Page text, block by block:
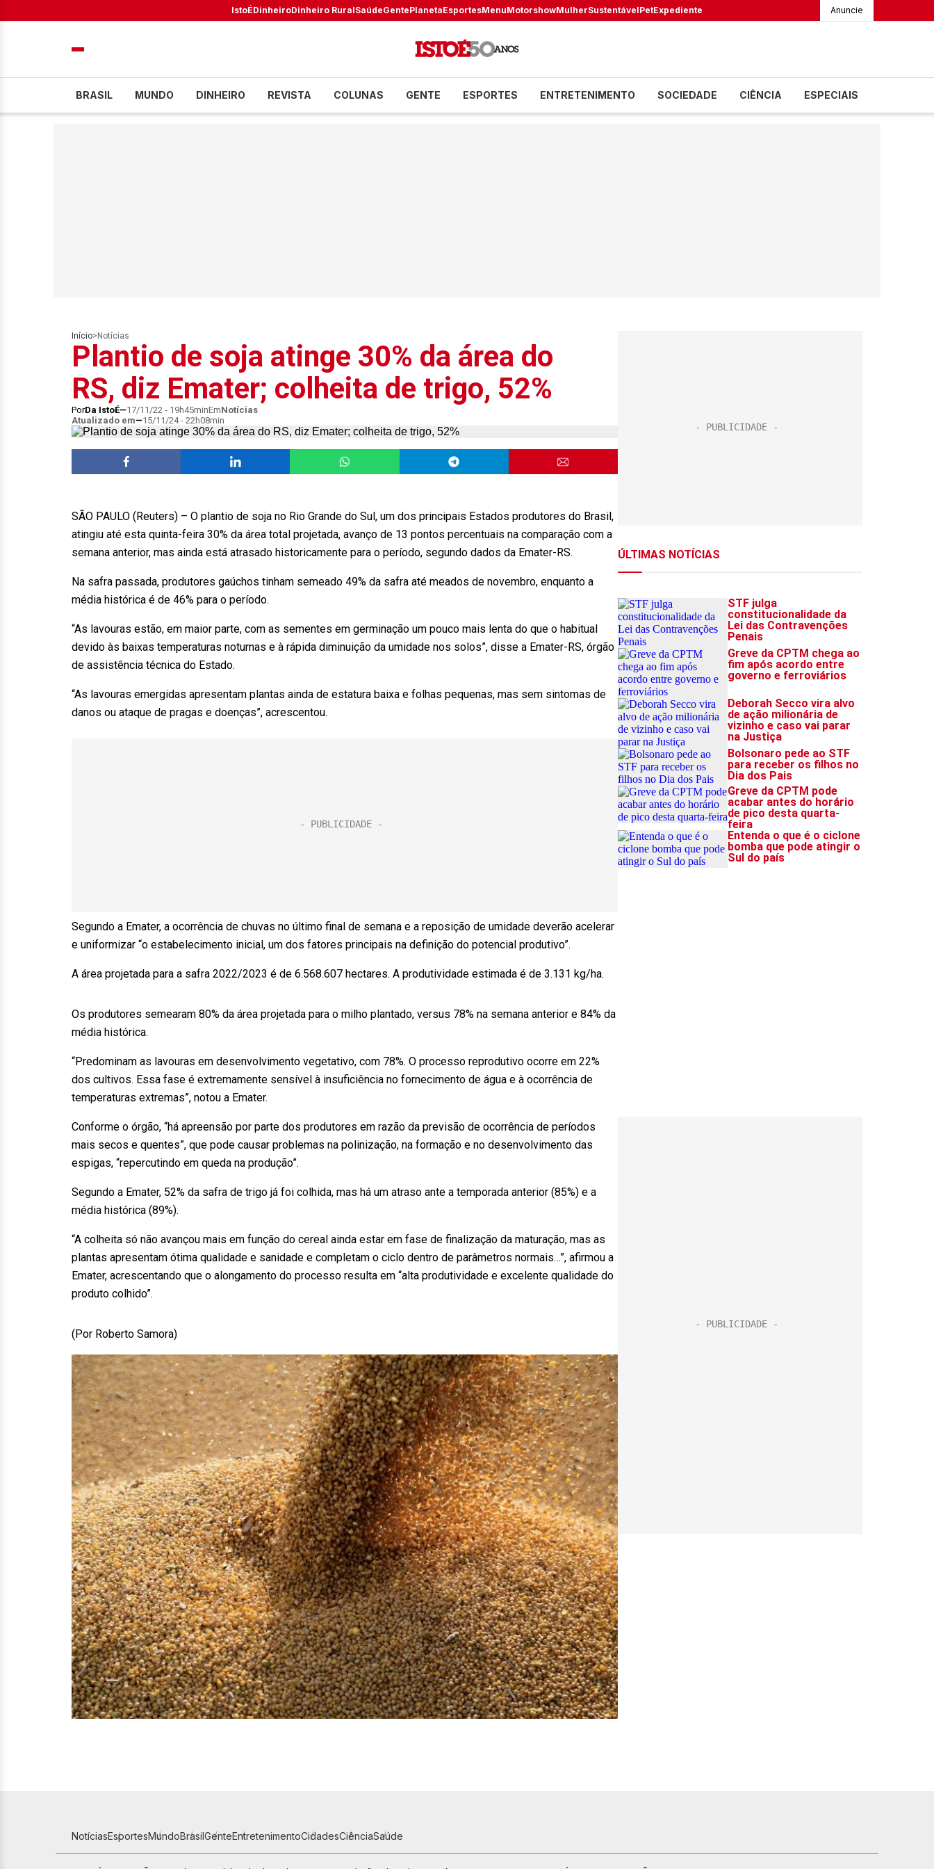
IstoÉDinheiroDinheiro RuralSaúdeGentePlanetaEsportesMenuMotorshowMulherSustentávelPetExpediente Anuncie
BRASIL MUNDO DINHEIRO REVISTA COLUNAS GENTE ESPORTES ENTRETENIMENTO SOCIEDADE CIÊNCIA ESPECIAIS
Início> Notícias
Plantio de soja atinge 30% da área do
RS, diz Emater; colheita de trigo, 52%
PorDa IstoÉ 17/11/22 - 19h45minEmNotícias
Atualizado em
15/11/24 - 22h08min
SÃO PAULO (Reuters) – O plantio de soja no Rio Grande do Sul, um dos principais Estados produtores do Brasil,
atingiu até esta quinta-feira 30% da área total projetada, avanço de 13 pontos percentuais na comparação com a
semana anterior, mas ainda está atrasado historicamente para o período, segundo dados da Emater-RS.
Na safra passada, produtores gaúchos tinham semeado 49% da safra até meados de novembro, enquanto a
média histórica é de 46% para o período.
“As lavouras estão, em maior parte, com as sementes em germinação um pouco mais lenta do que o habitual
devido às baixas temperaturas noturnas e à rápida diminuição da umidade nos solos”, disse a Emater-RS, órgão
de assistência técnica do Estado.
“As lavouras emergidas apresentam plantas ainda de estatura baixa e folhas pequenas, mas sem sintomas de
danos ou ataque de pragas e doenças”, acrescentou.
Segundo a Emater, a ocorrência de chuvas no último final de semana e a reposição de umidade deverão acelerar
e uniformizar “o estabelecimento inicial, um dos fatores principais na definição do potencial produtivo”.
A área projetada para a safra 2022/2023 é de 6.568.607 hectares. A produtividade estimada é de 3.131 kg/ha.
Os produtores semearam 80% da área projetada para o milho plantado, versus 78% na semana anterior e 84% da
média histórica.
“Predominam as lavouras em desenvolvimento vegetativo, com 78%. O processo reprodutivo ocorre em 22%
dos cultivos. Essa fase é extremamente sensível à insuficiência no fornecimento de água e à ocorrência de
temperaturas extremas”, notou a Emater.
Conforme o órgão, “há apreensão por parte dos produtores em razão da previsão de ocorrência de períodos
mais secos e quentes”, que pode causar problemas na polinização, na formação e no desenvolvimento das
espigas, “repercutindo em queda na produção”.
Segundo a Emater, 52% da safra de trigo já foi colhida, mas há um atraso ante a temporada anterior (85%) e a
média histórica (89%).
“A colheita só não avançou mais em função do cereal ainda estar em fase de finalização da maturação, mas as
plantas apresentam ótima qualidade e sanidade e completam o ciclo dentro de parâmetros normais…”, afirmou a
Emater, acrescentando que o alongamento do processo resulta em “alta produtividade e excelente qualidade do
produto colhido”.
(Por Roberto Samora)
NotíciasEsportesMundoBrasilGenteEntretenimentoCidadesCiênciaSaúde